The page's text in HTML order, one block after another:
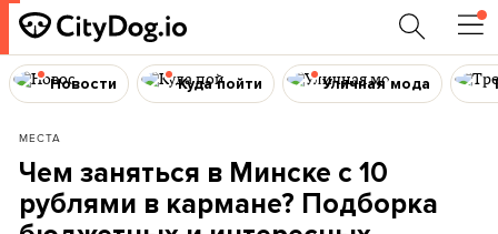
Новости Куда пойти Уличная мода
МЕСТА
Чем заняться в Минске с 10
рублями в кармане? Подборка